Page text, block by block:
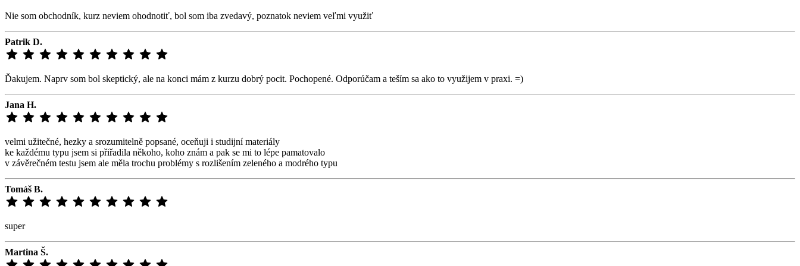
Nie som obchodník, kurz neviem ohodnotiť, bol som iba zvedavý, poznatok neviem veľmi využiť
Patrik D.
Ďakujem. Naprv som bol skeptický, ale na konci mám z kurzu dobrý pocit. Pochopené. Odporúčam a teším sa ako to využijem v praxi. =)
Jana H.
velmi užitečné, hezky a srozumitelně popsané, oceňuji i studijní materiály
ke každému typu jsem si přiřadila někoho, koho znám a pak se mi to lépe pamatovalo
v závěrečném testu jsem ale měla trochu problémy s rozlišením zeleného a modrého typu
Tomáš B.
super
Martina Š.